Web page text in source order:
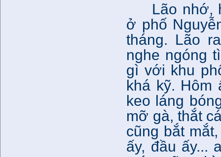
Lão nhớ,
ở phố
tháng. Lão
nghe ngóng
gì với khu
khá kỹ. Hôm
keo láng
mỡ gà, thắt
cũng bắt
ấy, đầu ấy...